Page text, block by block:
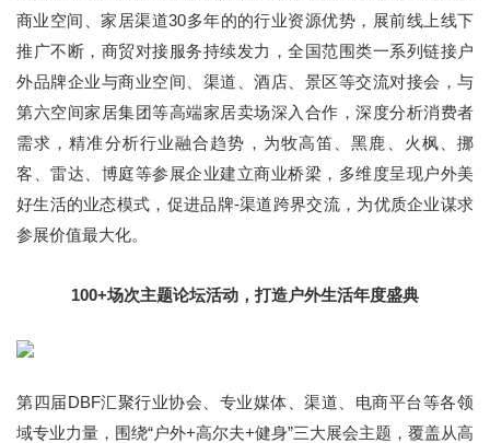
商业空间、家居渠道30多年的的行业资源优势，展前线上线下
推广不断，商贸对接服务持续发力，全国范围类一系列链接户
外品牌企业与商业空间、渠道、酒店、景区等交流对接会，与
第六空间家居集团等高端家居卖场深入合作，深度分析消费者
需求，精准分析行业融合趋势，为牧高笛、黑鹿、火枫、挪
客、雷达、博庭等参展企业建立商业桥梁，多维度呈现户外美
好生活的业态模式，促进品牌-渠道跨界交流，为优质企业谋求
参展价值最大化。
100+场次主题论坛活动，打造户外生活年度盛典
第四届DBF汇聚行业协会、专业媒体、渠道、电商平台等各领
域专业力量，围绕“户外+高尔夫+健身”三大展会主题，覆盖从高